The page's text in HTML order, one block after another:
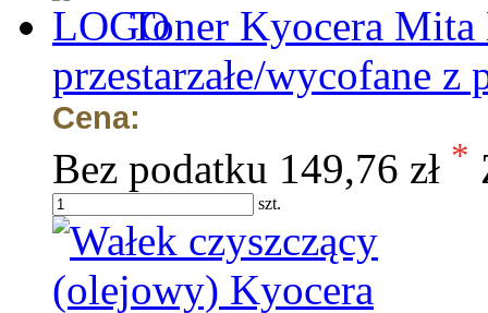
Toner Kyocera
przestarzałe/wycofane z
Cena:
Bez podatku 149,76 zł *
szt.